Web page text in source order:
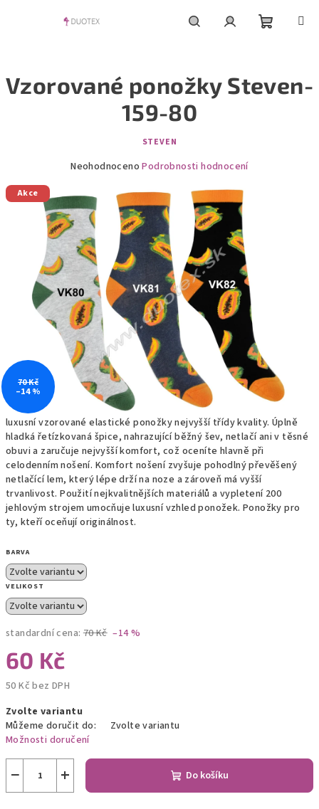
košík
luxusní vzorované elastické ponožky nejvyšší třídy kvality. Úplně
hladká řetízkovaná špice, nahrazující běžný šev, netlačí ani v těsné
obuvi a zaručuje nejvyšší komfort, což oceníte hlavně při
celodenním nošení. Komfort nošení zvyšuje pohodlný převěšený
netlačící lem, který lépe drží na noze a zároveň má vyšší
trvanlivost. Použití nejkvalitnějších materiálů a vypletení 200
jehlovým strojem umocňuje luxusní vzhled ponožek. Ponožky pro
ty, kteří oceňují originálnost.
BARVA
VELIKOST
standardní cena: 70 Kč –14 %
60 Kč
50 Kč bez DPH
cena:
Zvolte variantu
Můžeme doručit do:
Zvolte variantu
Možnosti doručení
+
− Do košíku
Vzorované ponožky Steven-
159-80
STEVEN
Průměrné
produktu
je
0,0
z
5
hvězdiček.
Neohodnoceno Podrobnosti hodnocení
Akce
70 Kč
–14 %